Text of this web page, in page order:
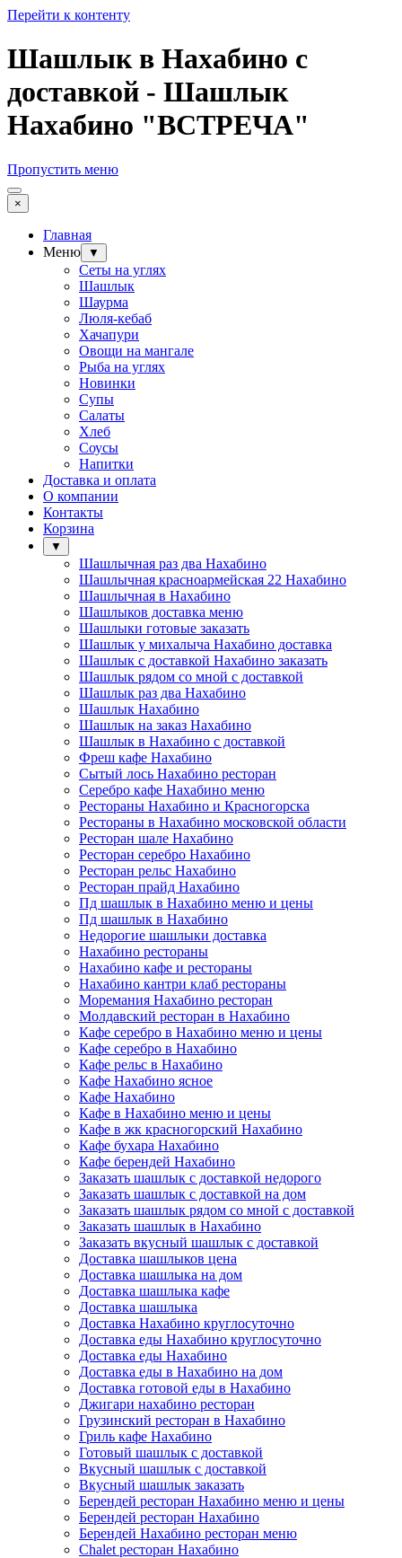
Перейти к контенту
Шашлык в Нахабино с
доставкой - Шашлык
Нахабино "ВСТРЕЧА"
Пропустить меню
×
Главная
Меню
▼
Сеты на углях
Шашлык
Шаурма
Люля-кебаб
Хачапури
Овощи на мангале
Рыба на углях
Новинки
Супы
Салаты
Хлеб
Соусы
Напитки
Доставка и оплата
О компании
Контакты
Корзина
▼
Шашлычная раз два Нахабино
Шашлычная красноармейская 22 Нахабино
Шашлычная в Нахабино
Шашлыков доставка меню
Шашлыки готовые заказать
Шашлык у михалыча Нахабино доставка
Шашлык с доставкой Нахабино заказать
Шашлык рядом со мной с доставкой
Шашлык раз два Нахабино
Шашлык Нахабино
Шашлык на заказ Нахабино
Шашлык в Нахабино с доставкой
Фреш кафе Нахабино
Сытый лось Нахабино ресторан
Серебро кафе Нахабино меню
Рестораны Нахабино и Красногорска
Рестораны в Нахабино московской области
Ресторан шале Нахабино
Ресторан серебро Нахабино
Ресторан рельс Нахабино
Ресторан прайд Нахабино
Пд шашлык в Нахабино меню и цены
Пд шашлык в Нахабино
Недорогие шашлыки доставка
Нахабино рестораны
Нахабино кафе и рестораны
Нахабино кантри клаб рестораны
Моремания Нахабино ресторан
Молдавский ресторан в Нахабино
Кафе серебро в Нахабино меню и цены
Кафе серебро в Нахабино
Кафе рельс в Нахабино
Кафе Нахабино ясное
Кафе Нахабино
Кафе в Нахабино меню и цены
Кафе в жк красногорский Нахабино
Кафе бухара Нахабино
Кафе берендей Нахабино
Заказать шашлык с доставкой недорого
Заказать шашлык с доставкой на дом
Заказать шашлык рядом со мной с доставкой
Заказать шашлык в Нахабино
Заказать вкусный шашлык с доставкой
Доставка шашлыков цена
Доставка шашлыка на дом
Доставка шашлыка кафе
Доставка шашлыка
Доставка Нахабино круглосуточно
Доставка еды Нахабино круглосуточно
Доставка еды Нахабино
Доставка еды в Нахабино на дом
Доставка готовой еды в Нахабино
Джигари нахабино ресторан
Грузинский ресторан в Нахабино
Гриль кафе Нахабино
Готовый шашлык с доставкой
Вкусный шашлык с доставкой
Вкусный шашлык заказать
Берендей ресторан Нахабино меню и цены
Берендей ресторан Нахабино
Берендей Нахабино ресторан меню
Chalet ресторан Нахабино